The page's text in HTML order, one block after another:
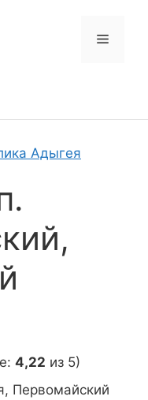
Меню
Адыгея
4,22 из 5)
Первомайский